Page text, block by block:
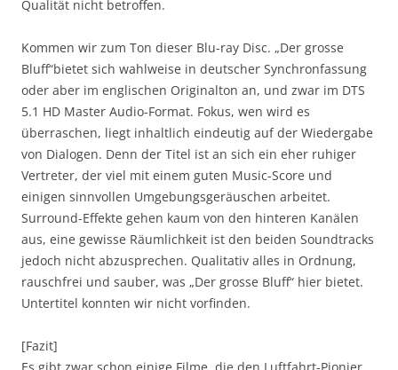
Qualität nicht betroffen.
Kommen wir zum Ton dieser Blu-ray Disc. „Der grosse
Bluff“bietet sich wahlweise in deutscher Synchronfassung
oder aber im englischen Originalton an, und zwar im DTS
5.1 HD Master Audio-Format. Fokus, wen wird es
überraschen, liegt inhaltlich eindeutig auf der Wiedergabe
von Dialogen. Denn der Titel ist an sich ein eher ruhiger
Vertreter, der viel mit einem guten Music-Score und
einigen sinnvollen Umgebungsgeräuschen arbeitet.
Surround-Effekte gehen kaum von den hinteren Kanälen
aus, eine gewisse Räumlichkeit ist den beiden Soundtracks
jedoch nicht abzusprechen. Qualitativ alles in Ordnung,
rauschfrei und sauber, was „Der grosse Bluff“ hier bietet.
Untertitel konnten wir nicht vorfinden.
[Fazit]